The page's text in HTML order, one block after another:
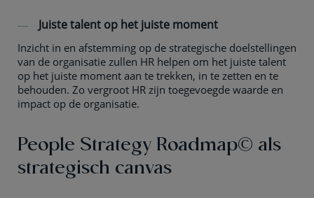
Juiste talent op het juiste moment
Inzicht in en afstemming op de strategische doelstellingen
van de organisatie zullen HR helpen om het juiste talent
op het juiste moment aan te trekken, in te zetten en te
behouden. Zo vergroot HR zijn toegevoegde waarde en
impact op de organisatie.
People Strategy Roadmap© als
strategisch canvas